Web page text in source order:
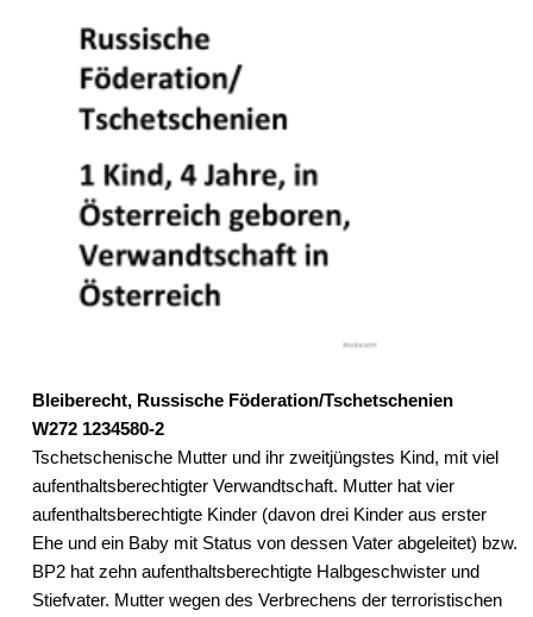
Bleiberecht, Russische Föderation/Tschetschenien
W272 1234580-2
Tschetschenische Mutter und ihr zweitjüngstes Kind, mit viel
aufenthaltsberechtigter Verwandtschaft. Mutter hat vier
aufenthaltsberechtigte Kinder (davon drei Kinder aus erster
Ehe und ein Baby mit Status von dessen Vater abgeleitet) bzw.
BP2 hat zehn aufenthaltsberechtigte Halbgeschwister und
Stiefvater. Mutter wegen des Verbrechens der terroristischen